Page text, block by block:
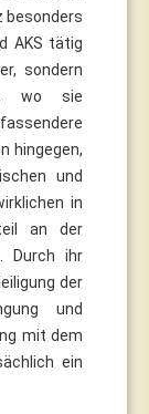
besonders
AKS tätig
sondern
wo sie
hingegen,
und
in
an der
Durch ihr
der
und
mit dem
ein